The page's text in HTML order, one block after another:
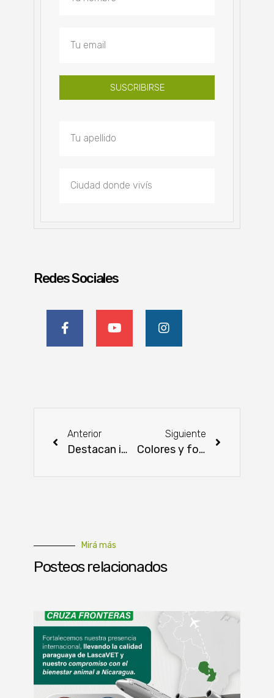
SUSCRIBIRSE
Redes Sociales
Anterior
Destacan importancia de manejo de cosecha y poscosecha de la cebolla
Siguiente
Colores y formas se fusionan en “Expresiones Abstractas”, de Liliana Ferreira
Mirá más
Posteos relacionados